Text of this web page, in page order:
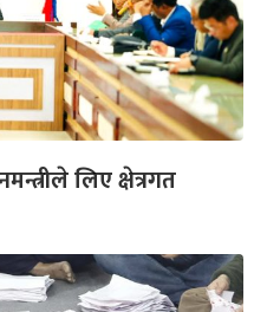
लिए क्षेत्रगत